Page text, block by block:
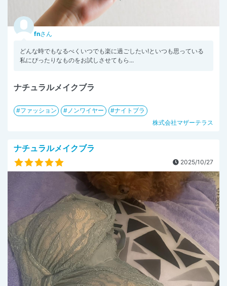
fnさん
どんな時でもなるべくいつでも楽に過ごしたい!といつも思っている
私にぴったりなものをお試しさせてもら...
ナチュラルメイクブラ
ファッション ノンワイヤー
ナイトブラ
株式会社マザーテラス
ナチュラルメイクブラ
2025/10/27